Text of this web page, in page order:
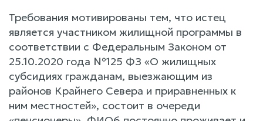
Требования мотивированы тем, что истец
является участником жилищной программы в
соответствии с Федеральным Законом от
25.10.2020 года №125 ФЗ «О жилищных
субсидиях гражданам, выезжающим из
районов Крайнего Севера и приравненных к
ним местностей», состоит в очереди